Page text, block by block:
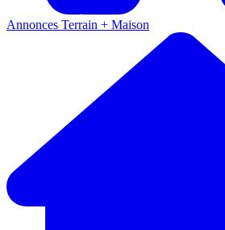
Annonces Terrain + Maison